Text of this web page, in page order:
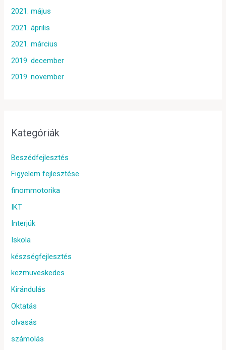
2021. május
2021. április
2021. március
2019. december
2019. november
Kategóriák
Beszédfejlesztés
Figyelem fejlesztése
finommotorika
IKT
Interjúk
Iskola
készségfejlesztés
kezmuveskedes
Kirándulás
Oktatás
olvasás
számolás